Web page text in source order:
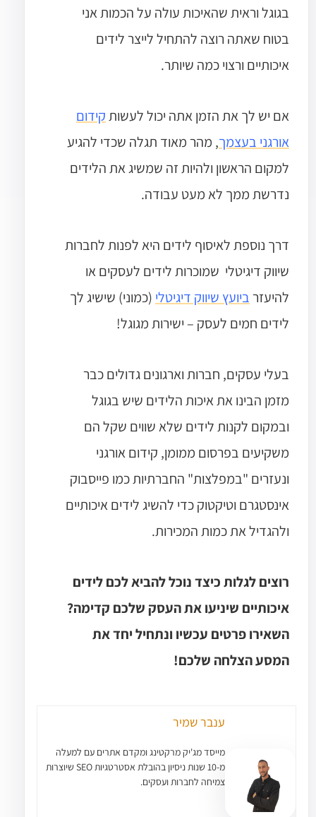
בגוגל וראית שהאיכות עולה על הכמות אני
בטוח שאתה רוצה להתחיל לייצר לידים
איכותיים ורצוי כמה שיותר.
אם יש לך את הזמן אתה יכול לעשותקידום
אורגני בעצמך, מהר מאוד תגלה שכדי להגיע
למקום הראשון ולהיות זה שמשיג את הלידים
נדרשת ממך לא מעט עבודה.
דרך נוספת לאיסוף לידים היא לפנות לחברות
שיווק דיגיטלי שמוכרות לידים לעסקים או
להיעזרביועץ שיווק דיגיטלי (כמוני) שישיג לך
לידים חמים לעסק – ישירות מגוגל!
בעלי עסקים, חברות וארגונים גדולים כבר
מזמן הבינו את איכות הלידים שיש בגוגל
ובמקום לקנות לידים שלא שווים שקל הם
משקיעים בפרסום ממומן, קידום אורגני
ונעזרים "במפלצות" החברתיות כמו פייסבוק
אינסטגרם וטיקטוק כדי להשיג לידים איכותיים
ולהגדיל את כמות המכירות.
רוצים לגלות כיצד נוכל להביא לכם לידים
איכותיים שיניעו את העסק שלכם קדימה?
השאירו פרטים עכשיו ונתחיל יחד את
המסע הצלחה שלכם!
ענבר שמיר
מייסד מג'יק מרקטינג ומקדם אתרים עם למעלה
מ-10 שנות ניסיון בהובלת אסטרטגיות SEO שיוצרות
צמיחה לחברות ועסקים.